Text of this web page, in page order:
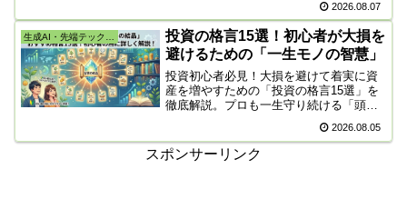
や攻めのTOWAなど、各社の強みやリス
ク、株価水準を踏まえた実践的な投資戦
略をまとめました。
2026.08.07
投資の格言15選！初心者が大損を
避けるための「一生モノの智慧」
投資初心者必見！大損を避けて着実に資
産を増やすための「投資の格言15選」を
徹底解説。プロも一生守り続ける「頭と
尾っぽはくれてやれ」や「噂で買って事
実で売る」など、先人の智慧をステップ
バイステップで紹介。感情に振り回され
ない一生モノの生存戦略が身につきま
2026.08.05
スポンサーリンク